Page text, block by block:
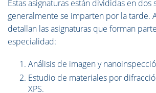
Estas asignaturas están divididas en dos
generalmente se imparten por la tarde.
detallan las asignaturas que forman
especialidad:
Análisis de imagen y
Estudio de materiales por
XPS.